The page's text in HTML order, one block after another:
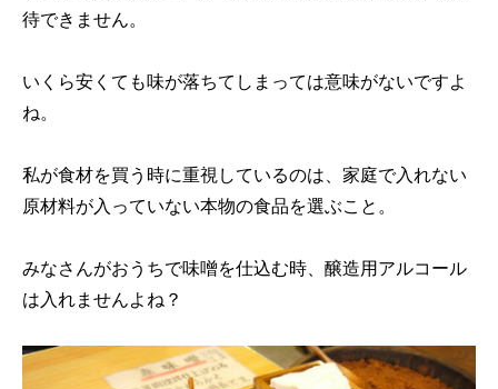
待できません。
いくら安くても味が落ちてしまっては意味がないですよ
ね。
私が食材を買う時に重視しているのは、家庭で入れない
原材料が入っていない本物の食品を選ぶこと。
みなさんがおうちで味噌を仕込む時、醸造用アルコール
は入れませんよね？